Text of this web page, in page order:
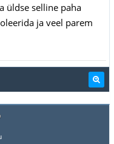
üldse selline paha
ja veel parem